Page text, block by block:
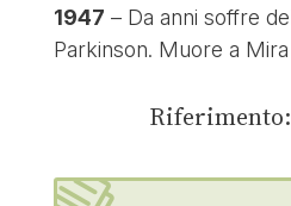
1947 – Da anni soffre
Parkinson. Muore a